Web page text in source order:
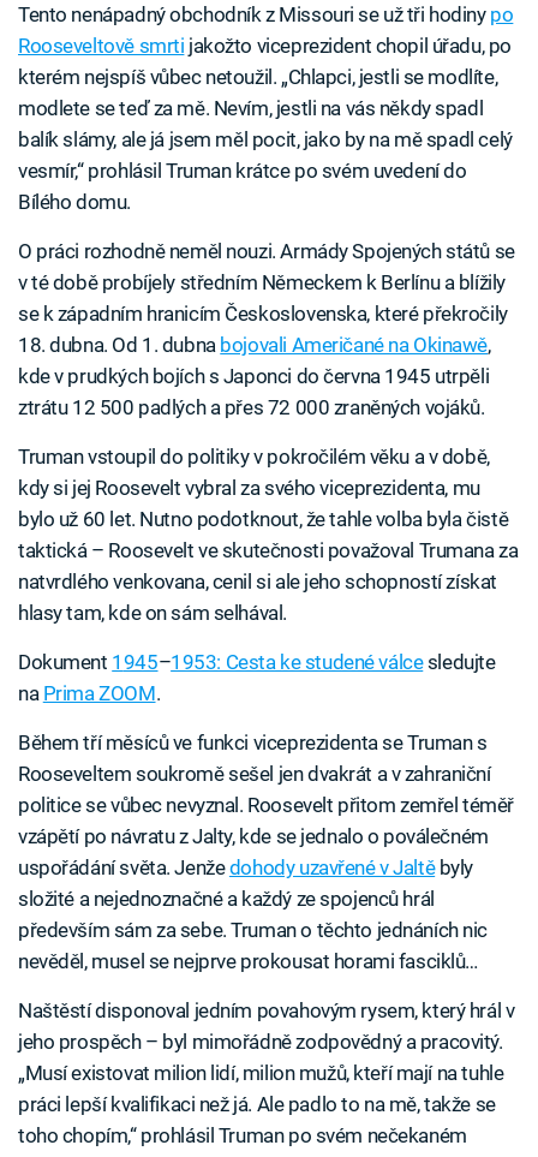
Tento nenápadný obchodník z Missouri se už tři hodiny po
Rooseveltově smrti jakožto viceprezident chopil úřadu, po
kterém nejspíš vůbec netoužil. „Chlapci, jestli se modlíte,
modlete se teď za mě. Nevím, jestli na vás někdy spadl
balík slámy, ale já jsem měl pocit, jako by na mě spadl celý
vesmír,“ prohlásil Truman krátce po svém uvedení do
Bílého domu.
O práci rozhodně neměl nouzi. Armády Spojených států se
v té době probíjely středním Německem k Berlínu a blížily
se k západním hranicím Československa, které překročily
18. dubna. Od 1. dubna bojovali Američané na Okinawě,
kde v prudkých bojích s Japonci do června 1945 utrpěli
ztrátu 12 500 padlých a přes 72 000 zraněných vojáků.
Truman vstoupil do politiky v pokročilém věku a v době,
kdy si jej Roosevelt vybral za svého viceprezidenta, mu
bylo už 60 let. Nutno podotknout, že tahle volba byla čistě
taktická – Roosevelt ve skutečnosti považoval Trumana za
natvrdlého venkovana, cenil si ale jeho schopností získat
hlasy tam, kde on sám selhával.
Dokument 1 945–1953: Cesta ke studené válcesledujte
na Prima ZOOM.
Během tří měsíců ve funkci viceprezidenta se Truman s
Rooseveltem soukromě sešel jen dvakrát a v zahraniční
politice se vůbec nevyznal. Roosevelt přitom zemřel téměř
vzápětí po návratu z Jalty, kde se jednalo o poválečném
uspořádání světa. Jenžedohody uzavřené v Jaltěbyly
složité a nejednoznačné a každý ze spojenců hrál
především sám za sebe. Truman o těchto jednáních nic
nevěděl, musel se nejprve prokousat horami fasciklů…
Naštěstí disponoval jedním povahovým rysem, který hrál v
jeho prospěch – byl mimořádně zodpovědný a pracovitý.
„Musí existovat milion lidí, milion mužů, kteří mají na tuhle
práci lepší kvalifikaci než já. Ale padlo to na mě, takže se
toho chopím,“ prohlásil Truman po svém nečekaném